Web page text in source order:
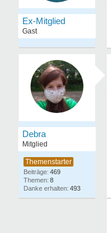
Ex-Mitglied
Gast
Debra
Mitglied
469
8
493